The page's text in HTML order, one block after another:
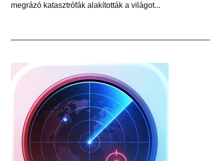
megrázó katasztrófák alakították a világot...